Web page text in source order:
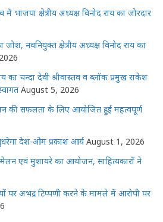
भाजपा क्षेत्रीय अध्यक्ष विनोद राय का जोरदार
नवनियुक्त क्षेत्रीय अध्यक्ष विनोद राय का
का चन्दा देवी श्रीवास्तव व ब्लॉक प्रमुख राकेश
August 5, 2026
की सफलता के लिए आयोजित हुई महत्वपूर्ण
देश-ओम प्रकाश आर्य August 1, 2026
एवं मुशायरे का आयोजन, साहित्यकारों ने
पर अभद्र टिप्पणी करने के मामले में आरोपी पर